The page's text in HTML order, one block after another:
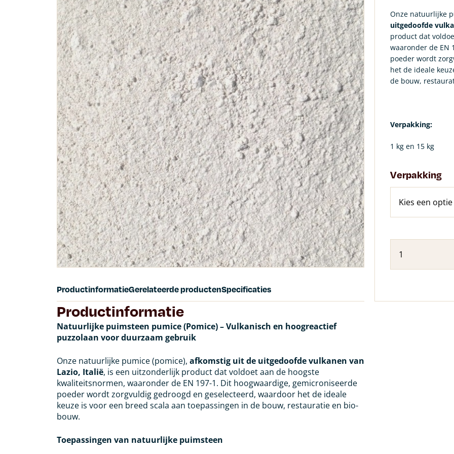
ProductinformatieGerelateerde productenSpecificaties
Productinformatie
Natuurlijke puimsteen pumice (Pomice) – Vulkanisch en hoogreactief
puzzolaan voor duurzaam gebruik
Onze natuurlijke pumice (pomice), afkomstig uit de uitgedoofde vulkanen van
Lazio, Italië, is een uitzonderlijk product dat voldoet aan de hoogste
kwaliteitsnormen, waaronder de EN 197-1. Dit hoogwaardige, gemicroniseerde
poeder wordt zorgvuldig gedroogd en geselecteerd, waardoor het de ideale
keuze is voor een breed scala aan toepassingen in de bouw, restauratie en bio-
bouw.
Toepassingen van natuurlijke puimsteen
Onze natuurlijke
uitgedoofde
product dat
waaronder de EN
poeder wordt
het de ideale
de bouw,
Verpakking:
1 kg en 15 kg
Verpakking